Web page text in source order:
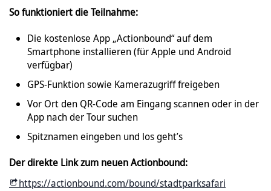
So funktioniert die Teilnahme:
Die kostenlose App „Actionbound“ auf dem
Smartphone installieren (für Apple und Android
verfügbar)
GPS-Funktion sowie Kamerazugriff freigeben
Vor Ort den QR-Code am Eingang scannen oder in der
App nach der Tour suchen
Spitznamen eingeben und los geht’s
Der direkte Link zum neuen Actionbound:
https://actionbound.com/bound/stadtparksafari